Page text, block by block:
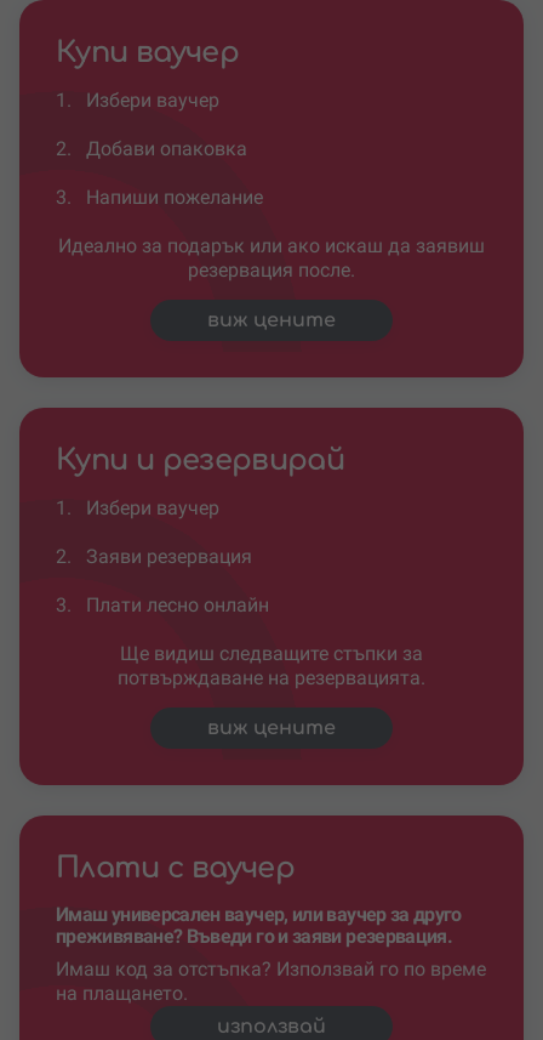
Купи ваучер
1. Избери ваучер
2. Добави опаковка
3. Напиши пожелание
Идеално за подарък или ако искаш да заявиш
резервация после.
виж цените
Купи и резервирай
1. Избери ваучер
2. Заяви резервация
3. Плати лесно онлайн
Ще видиш следващите стъпки за
потвърждаване на резервацията.
виж цените
Плати с ваучер
Имаш универсален ваучер, или ваучер за друго
преживяване? Въведи го и заяви резервация.
Имаш код за отстъпка? Използвай го по време
на плащането.
използвай